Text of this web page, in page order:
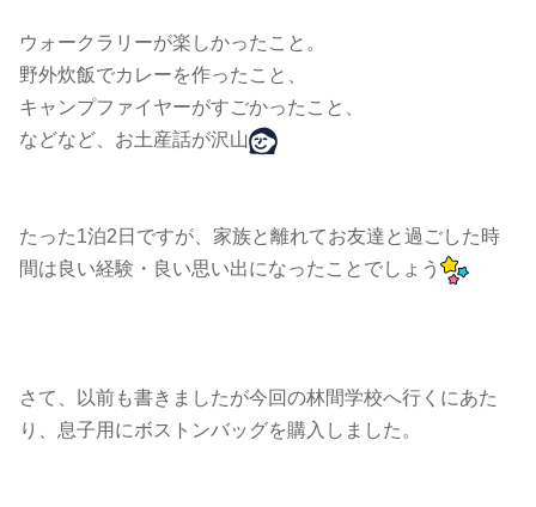
ウォークラリーが楽しかったこと。
野外炊飯でカレーを作ったこと、
キャンプファイヤーがすごかったこと、
などなど、お土産話が沢山
たった1泊2日ですが、家族と離れてお友達と過ごした時
間は良い経験・良い思い出になったことでしょう
さて、以前も書きましたが今回の林間学校へ行くにあた
り、息子用にボストンバッグを購入しました。